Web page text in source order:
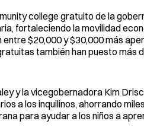
college gratuito de la
fortaleciendo la movilidad
entre $20,000 y $30,000 más
también han puesto más
y la vicegobernadora Kim
a los inquilinos, ahorrando
para ayudar a los niños a